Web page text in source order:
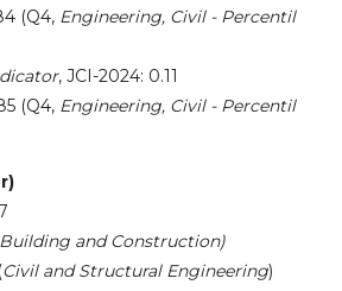
(Q4, Engineering, Civil - Percentil
, JCI-2024: 0.11
(Q4, Engineering, Civil - Percentil
Building and Construction)
Civil and Structural Engineering)